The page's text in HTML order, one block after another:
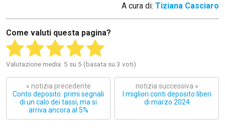
A cura di: Tiziana Casciaro
Come valuti questa pagina?
Valutazione media: 5 su 5 (basata su 3 voti)
« notizia precedente
Conto deposito: primi segnali
di un calo dei tassi, ma si
arriva ancora al 5%
notizia successiva »
I migliori conti deposito liberi
di marzo 2024